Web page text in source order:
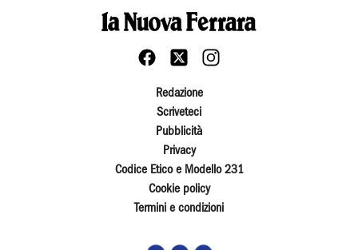
Redazione
Scriveteci
Pubblicità
Privacy
Codice Etico e Modello 231
Cookie policy
Termini e condizioni